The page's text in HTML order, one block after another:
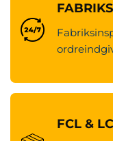
FCL &